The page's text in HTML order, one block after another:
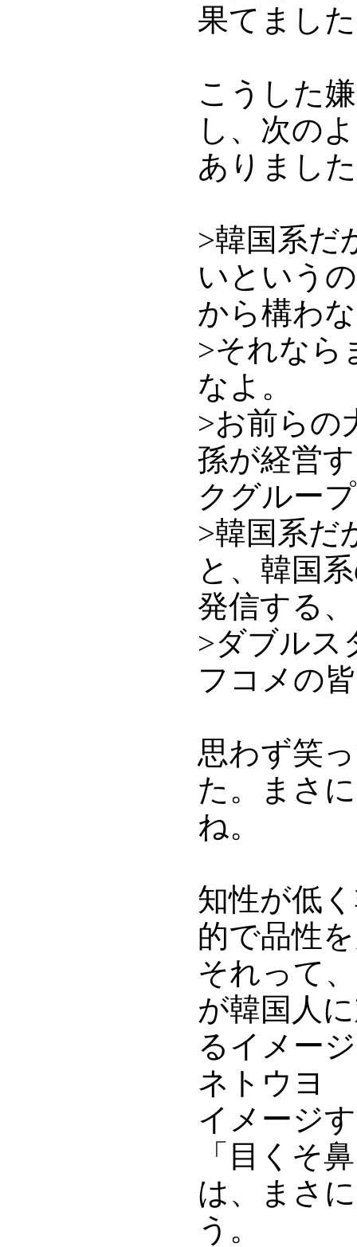
果てまし
こうした
し、次の
ありまし
>韓国系だ
いという
から構わ
>それなら
なよ。
>お前らの
孫が経営
クグルー
>韓国系だ
と、韓国
発信する、
>ダブルス
フコメの
思わず笑
た。まさ
ね。
知性が低
的で品性
それって
が韓国人
るイメー
ネトウヨ
イメージ
「目くそ
は、まさ
う。